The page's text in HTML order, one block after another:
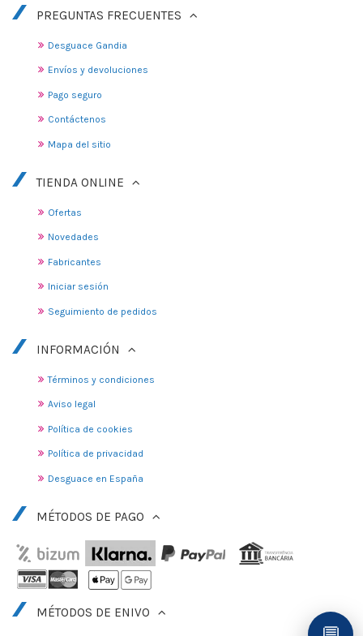
PREGUNTAS FRECUENTES
Desguace Gandia
Envíos y devoluciones
Pago seguro
Contáctenos
Mapa del sitio
TIENDA ONLINE
Ofertas
Novedades
Fabricantes
Iniciar sesión
Seguimiento de pedidos
INFORMACIÓN
Términos y condiciones
Aviso legal
Política de cookies
Política de privacidad
Desguace en España
MÉTODOS DE PAGO
MÉTODOS DE ENIVO